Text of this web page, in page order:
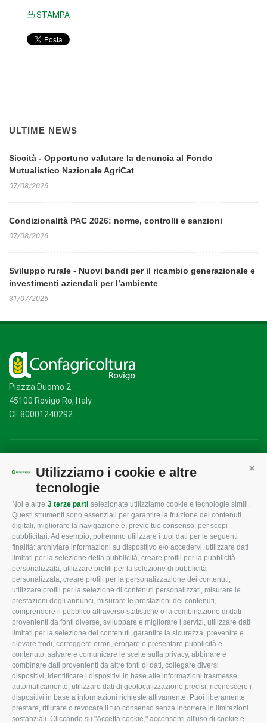
Utilizziamo i cookie e altre
tecnologie
Noi e altre 3 terze parti selezionate utilizziamo cookie e tecnologie simili.
Questi strumenti sono essenziali per garantire la fruizione dei contenuti
digitali, migliorare la navigazione e, previo tuo consenso, per scopi
pubblicitari. Ad esempio, potremmo utilizzare i tuoi dati per le seguenti
finalità: archiviare informazioni su dispositivo e/o accedervi, utilizzare dati
limitati per la selezione della pubblicità, creare profili per la pubblicità
personalizzata, utilizzare profili per la selezione di pubblicità
personalizzata, creare profili per la personalizzazione dei contenuti,
utilizzare profili per la selezione di contenuti personalizzati, misurare le
prestazioni degli annunci, misurare le prestazioni dei contenuti,
comprendere il pubblico attraverso statistiche o la combinazione di dati
provenienti da fonti diverse, sviluppare e migliorare i servizi, utilizzare dati
limitati per la selezione dei contenuti, garantire la sicurezza, prevenire e
rilevare frodi, correggere errori, erogare e presentare pubblicità e
contenuto, salvare e comunicare le scelte sulla privacy, abbinare e
combinare dati provenienti da altre fonti di dati, collegare diversi
dispositivi, identificare i dispositivi in base alle informazioni trasmesse
automaticamente, utilizzare dati di geolocalizzazione precisi, riconoscere i
dispositivi in base a informazioni richieste attivamente. Puoi liberamente
prestare, rifiutare o revocare il tuo consenso senza incorrere in limitazioni
sostanziali. Cliccando su "Accetta cookie," acconsenti all'uso di cookie e
STAMPA
ULTIME NEWS
Siccità - Opportuno valutare la denuncia al Fondo
Mutualistico Nazionale AgriCat
07/08/2026
Condizionalità PAC 2026: norme, controlli e sanzioni
07/08/2026
Sviluppo rurale - Nuovi bandi per il ricambio generazionale e
investimenti aziendali per l’ambiente
31/07/2026
Piazza Duomo 2
45100 Rovigo Ro, Italy
CF 80001240292
CONFAGRICOLTURA
ROVIGO
L'Associazione
Missione e Progetto
Organigramma aziendale
I Nostri Servizi
Uffici della Sede
provinciale
Le Sedi di Zona
Agricoltori S.r.l.
Whistleblowing
Confagricoltura Rovigo e
Agricoltori srl
CONFAGRICOLTURA
INFORMA
Tecnico
Fiscale
Lavoro
Ambiente
Associazione
CONFAGRICOLTURA
ATTIVA
Notizie in evidenza
Eventi
Comunicati Stampa